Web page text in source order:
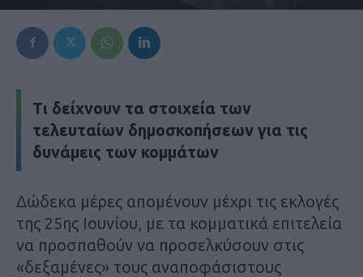
Τι δείχνουν τα στοιχεία των
τελευταίων δημοσκοπήσεων για τις
δυνάμεις των κομμάτων
Δώδεκα μέρες απομένουν μέχρι τις εκλογές
της 25ης Ιουνίου, με τα κομματικά επιτελεία
να προσπαθούν να προσελκύσουν στις
«δεξαμένες» τους αναποφάσιστους